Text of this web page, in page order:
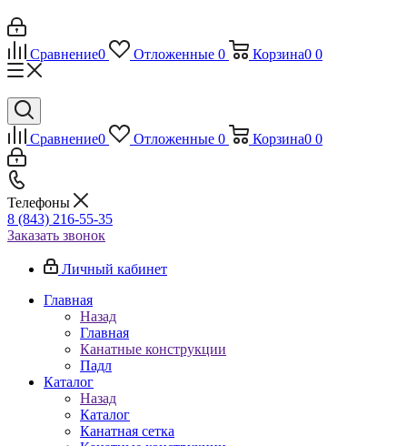
Сравнение0 Отложенные 0 Корзина0 0
Сравнение0 Отложенные 0 Корзина0 0
Телефоны
8 (843) 216-55-35
Заказать звонок
Личный кабинет
Главная
Назад
Главная
Канатные конструкции
Падл
Каталог
Назад
Каталог
Канатная сетка